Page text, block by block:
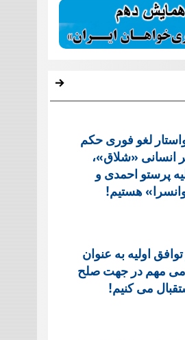
لغو فوری حکم
انسانی «شلاق»،
پرستو احمدی و
هستیم!
توافق اولیه به عنوان
مهم در جهت صلح
می کنیم!